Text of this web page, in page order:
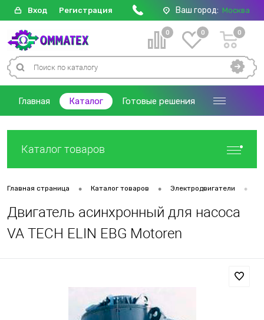
Вход Регистрация Ваш город: Москва
0 0 0
Главная Каталог Готовые решения
Каталог товаров
Главная страница • Каталог товаров • Электродвигатели •
Двигатель асинхронный для насоса
VA TECH ELIN EBG Motoren